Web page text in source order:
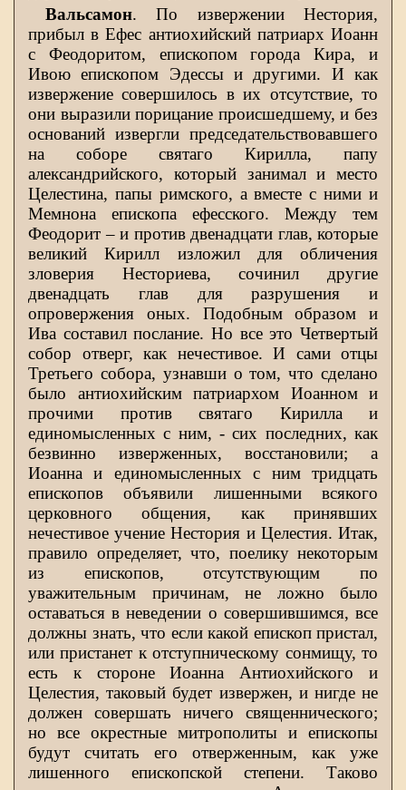
Вальсамон. По извержении Нестория,
прибыл в Ефес антиохийский патриарх Иоанн
с Феодоритом, епископом города Кира, и
Ивою епископом Эдессы и другими. И как
извержение совершилось в их отсутствие, то
они выразили порицание происшедшему, и без
оснований извергли председательствовавшего
на соборе святаго Кирилла, папу
александрийского, который занимал и место
Целестина, папы римского, а вместе с ними и
Мемнона епископа ефесского. Между тем
Феодорит – и против двенадцати глав, которые
великий Кирилл изложил для обличения
зловерия Несториева, сочинил другие
двенадцать глав для разрушения и
опровержения оных. Подобным образом и
Ива составил послание. Но все это Четвертый
собор отверг, как нечестивое. И сами отцы
Третьего собора, узнавши о том, что сделано
было антиохийским патриархом Иоанном и
прочими против святаго Кирилла и
единомысленных с ним, - сих последних, как
безвинно изверженных, восстановили; а
Иоанна и единомысленных с ним тридцать
епископов объявили лишенными всякого
церковного общения, как принявших
нечестивое учение Нестория и Целестия. Итак,
правило определяет, что, поелику некоторым
из епископов, отсутствующим по
уважительным причинам, не ложно было
оставаться в неведении о совершившимся, все
должны знать, что если какой епископ пристал,
или пристанет к отступническому сонмищу, то
есть к стороне Иоанна Антиохийского и
Целестия, таковый будет извержен, и нигде не
должен совершать ничего священнического;
но все окрестные митрополиты и епископы
будут считать его отверженным, как уже
лишенного епископской степени. Таково